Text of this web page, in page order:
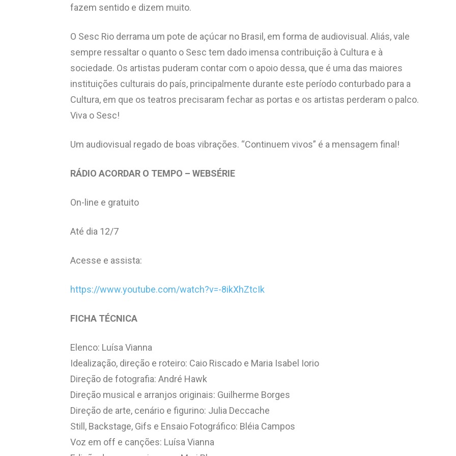
fazem sentido e dizem muito.
O Sesc Rio derrama um pote de açúcar no Brasil, em forma de audiovisual. Aliás, vale
sempre ressaltar o quanto o Sesc tem dado imensa contribuição à Cultura e à
sociedade. Os artistas puderam contar com o apoio dessa, que é uma das maiores
instituições culturais do país, principalmente durante este período conturbado para a
Cultura, em que os teatros precisaram fechar as portas e os artistas perderam o palco.
Viva o Sesc!
Um audiovisual regado de boas vibrações. “Continuem vivos” é a mensagem final!
RÁDIO ACORDAR O TEMPO – WEBSÉRIE
On-line e gratuito
Até dia 12/7
Acesse e assista:
https://www.youtube.com/watch?v=-8ikXhZtcIk
FICHA TÉCNICA
Elenco: Luísa Vianna
Idealização, direção e roteiro: Caio Riscado e Maria Isabel Iorio
Direção de fotografia: André Hawk
Direção musical e arranjos originais: Guilherme Borges
Direção de arte, cenário e figurino: Julia Deccache
Still, Backstage, Gifs e Ensaio Fotográfico: Bléia Campos
Voz em off e canções: Luísa Vianna